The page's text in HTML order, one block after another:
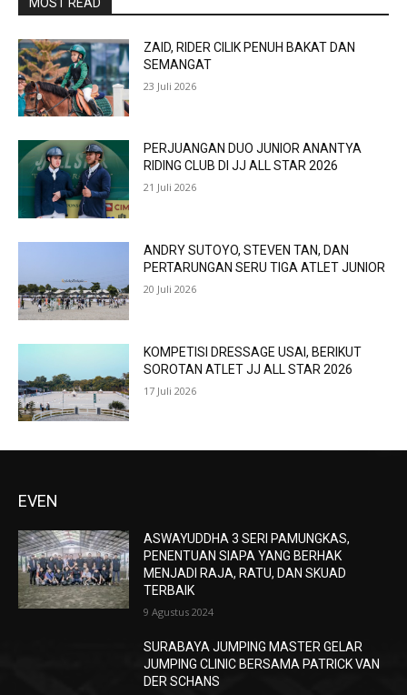
ZAID, RIDER CILIK PENUH BAKAT DAN
SEMANGAT
23 Juli 2026
PERJUANGAN DUO JUNIOR ANANTYA
RIDING CLUB DI JJ ALL STAR 2026
21 Juli 2026
ANDRY SUTOYO, STEVEN TAN, DAN
PERTARUNGAN SERU TIGA ATLET JUNIOR
20 Juli 2026
KOMPETISI DRESSAGE USAI, BERIKUT
SOROTAN ATLET JJ ALL STAR 2026
17 Juli 2026
EVEN
ASWAYUDDHA 3 SERI PAMUNGKAS,
PENENTUAN SIAPA YANG BERHAK
MENJADI RAJA, RATU, DAN SKUAD
TERBAIK
9 Agustus 2024
SURABAYA JUMPING MASTER GELAR
JUMPING CLINIC BERSAMA PATRICK VAN
DER SCHANS